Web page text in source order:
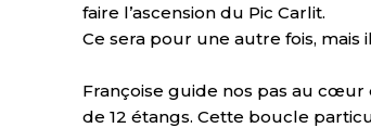
faire l’ascension du Pic Carlit.
Ce sera pour une autre fois,
Françoise guide nos pas au cœur
de 12 étangs. Cette boucle